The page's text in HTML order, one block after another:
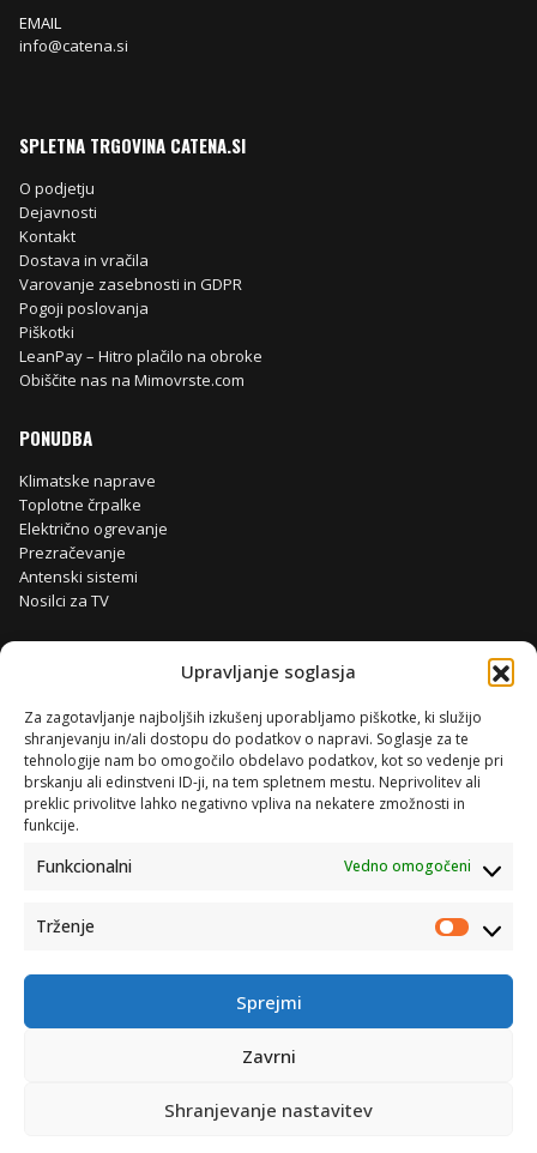
Upravljanje soglasja
Za zagotavljanje najboljših izkušenj uporabljamo piškotke, ki služijo
shranjevanju in/ali dostopu do podatkov o napravi. Soglasje za te
tehnologije nam bo omogočilo obdelavo podatkov, kot so vedenje pri
brskanju ali edinstveni ID-ji, na tem spletnem mestu. Neprivolitev ali
preklic privolitve lahko negativno vpliva na nekatere zmožnosti in
funkcije.
Funkcionalni Vedno omogočeni
Trženje Trženje
Sprejmi
Zavrni
Shranjevanje nastavitev
EMAIL
info@catena.si
SPLETNA TRGOVINA CATENA.SI
O podjetju
Dejavnosti
Kontakt
Dostava in vračila
Varovanje zasebnosti in GDPR
Pogoji poslovanja
Piškotki
LeanPay – Hitro plačilo na obroke
Obiščite nas na Mimovrste.com
PONUDBA
Klimatske naprave
Toplotne črpalke
Električno ogrevanje
Prezračevanje
Antenski sistemi
Nosilci za TV
Catena d.o.o. © 2007-2026